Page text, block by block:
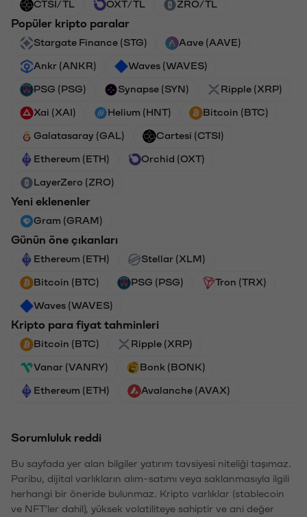
CTSI/TL OXT/TL ZRO/TL
Popüler kripto paralar
Stargate Finance (STG) Aave (AAVE)
Ankr (ANKR) Waves (WAVES)
PSG (PSG) Synapse (SYN) Ripple (XRP)
Xai (XAI) Helium (HNT) Bitcoin (BTC)
Galatasaray (GAL) Cartesi (CTSI)
Ethereum (ETH) Orchid (OXT)
LayerZero (ZRO)
Yeni eklenenler
Gram (GRAM)
Günün öne çıkanları
Ethereum (ETH) Stellar (XLM)
Bitcoin (BTC) PSG (PSG) Tron (TRX)
Waves (WAVES)
Kripto para fiyat tahminleri
Bitcoin (BTC) Ripple (XRP)
Vanar (VANRY) Bonk (BONK)
Ethereum (ETH) Avalanche (AVAX)
Sorumluluk reddi
Bu sayfada yer alan bilgiler yatırım tavsiyesi niteliği taşımaz.
Paribu, dijital varlıkların alım-satımı veya saklanmasıyla ilgili
herhangi bir öneride bulunmaz. Kripto varlıklar (stablecoin
ve NFT'ler dahil), yüksek volatiliteye sahiptir ve ani değer